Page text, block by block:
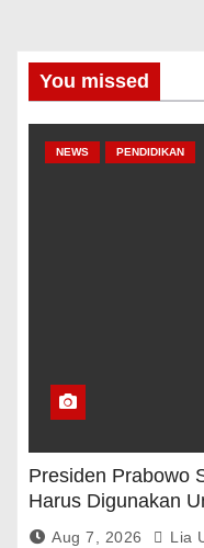
You missed
NEWS PENDIDIKAN
Presiden Prabowo
Harus Digunakan
Aug 7, 2026 Lia